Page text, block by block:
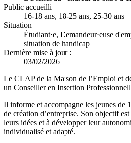
Public accueilli
16-18 ans, 18-25 ans, 25-30 ans
Situation
Étudiant⋅e, Demandeur⋅euse
situation de handicap
Dernière mise à jour :
03/02/2026
Le CLAP de la Maison de l’Emploi et
un Conseiller en Insertion
Il informe et accompagne les jeunes de
de création d’entreprise. Son objectif
leurs idées et à développer leur
individualisé et adapté.